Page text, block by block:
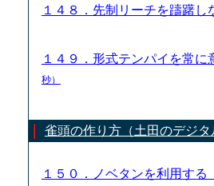
１４８．先制リーチを躊躇
１４９．形式テンパイを常
秒）
雀頭の作り方（土田のデジタ
１５０．ノベタンを利用する